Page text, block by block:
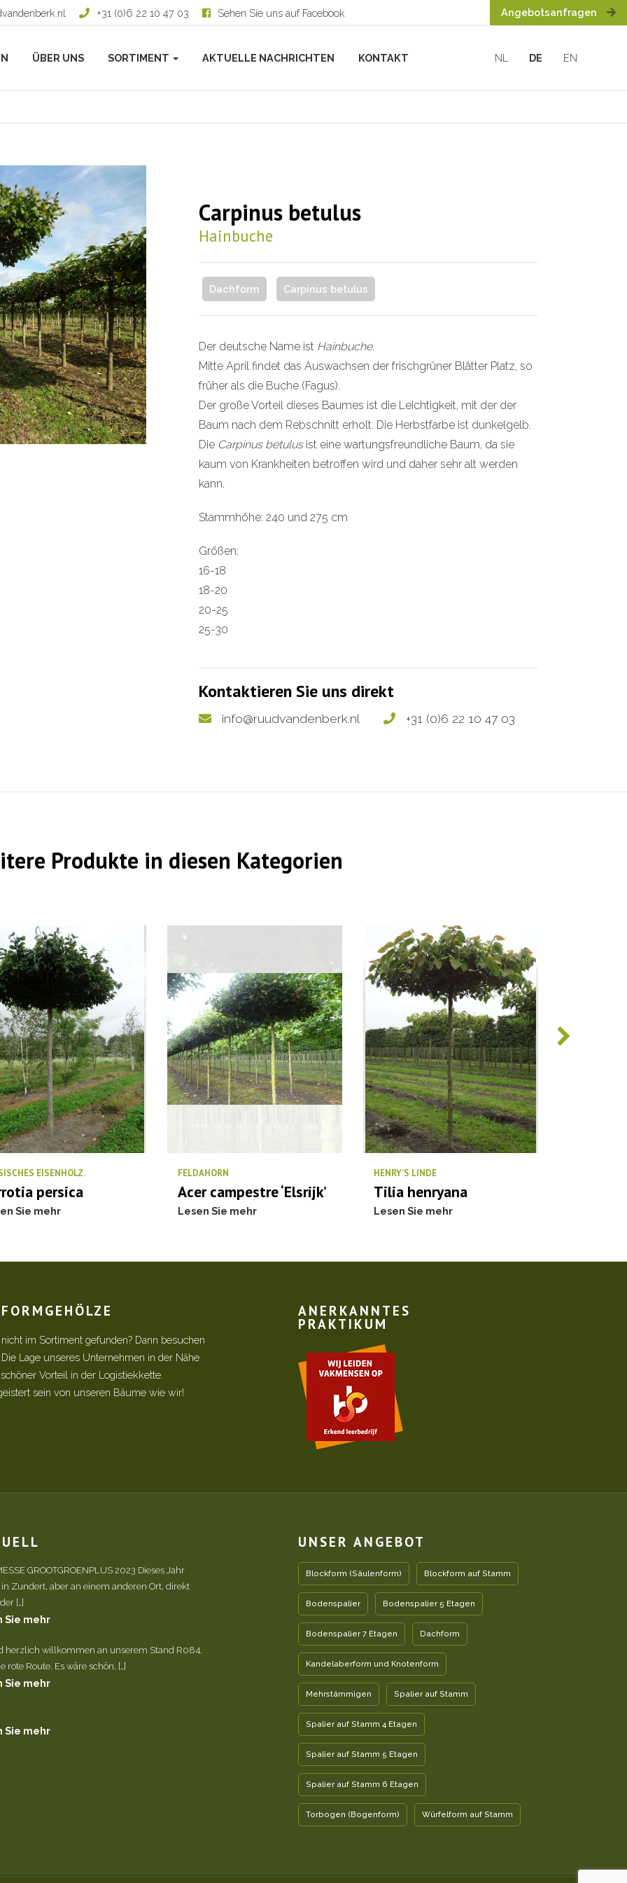
+31 (0)6 22 10 47 03 Sehen Sie uns auf Facebook Angebotsanfragen
ÜBER UNS SORTIMENT AKTUELLE NACHRICHTEN KONTAKT NL DE EN
Carpinus betulus
Hainbuche
Dachform Carpinus betulus
Der deutsche Name ist Hainbuche.
Mitte April findet das Auswachsen der frischgrüner Blätter Platz, so
früher als die Buche (Fagus).
Der große Vorteil dieses Baumes ist die Leichtigkeit, mit der der
Baum nach dem Rebschnitt erholt. Die Herbstfarbe ist dunkelgelb.
Die Carpinus betulusist eine wartungsfreundliche Baum, da sie
kaum von Krankheiten betroffen wird und daher sehr alt werden
kann.
Stammhöhe: 240 und 275 cm
Größen:
16-18
18-20
20-25
25-30
Kontaktieren Sie uns direkt
info@ruudvandenberk.nl +31 (0)6 22 10 47 03
Produkte in diesen Kategorien
EISENHOLZ.
persica
Sie mehr
FELDAHORN
Acer campestre ‘Elsrijk’
Lesen Sie mehr
HENRY’S LINDE
Tilia henryana
Lesen Sie mehr
im Sortiment gefunden? Dann besuchen
Lage unseres Unternehmen in der Nähe
Vorteil in der Logistiekkette.
sein von unseren Bäume wie wir!
ANERKANNTES
PRAKTIKUM
GROOTGROENPLUS 2023 Dieses Jahr
Zundert, aber an einem anderen Ort, direkt
[…]
Sie mehr
herzlich willkommen an unserem Stand R084,
rote Route. Es wäre schön, […]
Sie mehr
Sie mehr
UNSER ANGEBOT
Blockform (Säulenform) Blockform auf Stamm
Bodenspalier Bodenspalier 5 Etagen
Bodenspalier 7 Etagen Dachform
Kandelaberform und Knotenform
Mehrstämmigen Spalier auf Stamm
Spalier auf Stamm 4 Etagen
Spalier auf Stamm 5 Etagen
Spalier auf Stamm 6 Etagen
Torbogen (Bogenform) Würfelform auf Stamm